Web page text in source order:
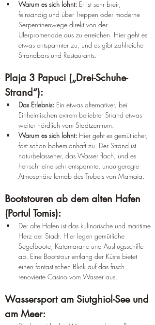
Warum es sich lohnt: Er ist sehr breit,
feinsandig und über Treppen oder moderne
Serpentinenwege direkt von der
Uferpromenade aus zu erreichen. Hier geht es
etwas entspannter zu, und es gibt zahlreiche
Strandbars und Restaurants.
Plaja 3 Papuci („Drei-Schuhe-
Strand“):
Das Erlebnis: Ein etwas alternativer, bei
Einheimischen extrem beliebter Strand etwas
weiter nördlich vom Stadtzentrum.
Warum es sich lohnt: Hier geht es gemütlicher,
fast schon bohemianhaft zu. Der Strand ist
naturbelassener, das Wasser flach, und es
herrscht eine sehr entspannte, unaufgeregte
Atmosphäre fernab des Trubels von Mamaia.
Bootstouren ab dem alten Hafen
(Portul Tomis):
Der alte Hafen ist das kulinarische und maritime
Herz der Stadt. Hier legen gemütliche
Segelboote, Katamarane und Ausflugsschiffe
ab. Eine Bootstour entlang der Küste bietet
einen fantastischen Blick auf das frisch
renovierte Casino vom Wasser aus.
Wassersport am Siutghiol-See und
am Meer: